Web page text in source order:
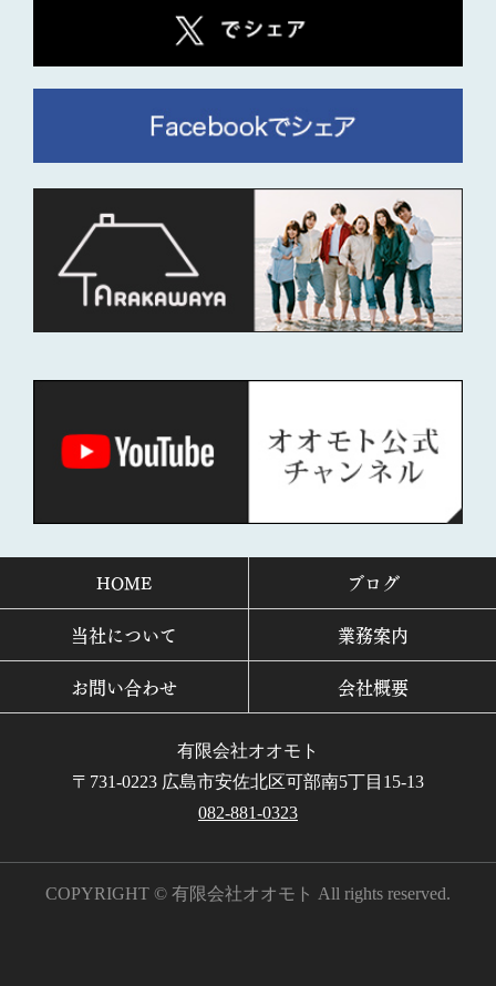
HOME
ブログ
当社について
業務案内
お問い合わせ
会社概要
有限会社オオモト
〒731-0223 広島市安佐北区可部南5丁目15-13
082-881-0323
COPYRIGHT © 有限会社オオモト All rights reserved.